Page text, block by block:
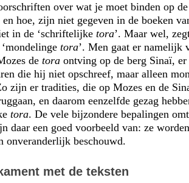
over wat je moet binden op
hoe, zijn niet gegeven in de boeken
in de ‘schriftelijke tora’. Maar wel,
tora’. Men gaat er namelijk
de toraontving op de berg Sinaï, er
die hij niet opschreef, maar alleen
zijn er tradities, die op Mozes en de
en daarom eenzelfde gezag
tora. De vele bijzondere bepalingen
daar een goed voorbeeld van: ze
onveranderlijk beschouwd.
met de teksten